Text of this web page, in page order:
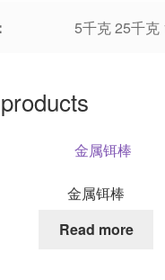
5千克 25千克
金属铒棒
Read more